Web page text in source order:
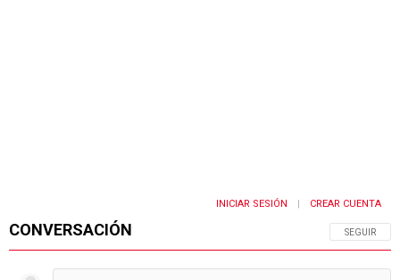
CONVERSACIÓN SIGA ESTA
SEGUIR
INICIAR SESIÓN CREAR CUENTA